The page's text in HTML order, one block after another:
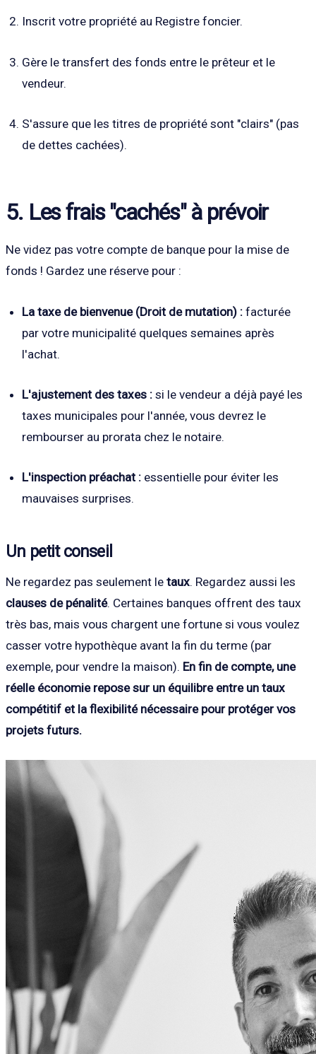
Inscrit votre propriété au Registre foncier.
Gère le transfert des fonds entre le prêteur et le
vendeur.
S'assure que les titres de propriété sont "clairs" (pas
de dettes cachées).
5. Les frais "cachés" à prévoir
Ne videz pas votre compte de banque pour la mise de
fonds ! Gardez une réserve pour :
La taxe de bienvenue (Droit de mutation) : facturée
par votre municipalité quelques semaines après
l'achat.
L'ajustement des taxes : si le vendeur a déjà payé les
taxes municipales pour l'année, vous devrez le
rembourser au prorata chez le notaire.
L'inspection préachat : essentielle pour éviter les
mauvaises surprises.
Un petit conseil
Ne regardez pas seulement le taux. Regardez aussi les
clauses de pénalité. Certaines banques offrent des taux
très bas, mais vous chargent une fortune si vous voulez
casser votre hypothèque avant la fin du terme (par
exemple, pour vendre la maison). En fin de compte, une
réelle économie repose sur un équilibre entre un taux
compétitif et la flexibilité nécessaire pour protéger vos
projets futurs.